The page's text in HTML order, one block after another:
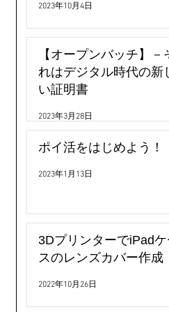
2023年10月4日
【オープンバッチ】－
れはデジタル時代の新し
い証明書
2023年3月28日
ポイ活をはじめよう！
2023年1月13日
3DプリンターでiPad
スのレンズカバー作成
2022年10月26日